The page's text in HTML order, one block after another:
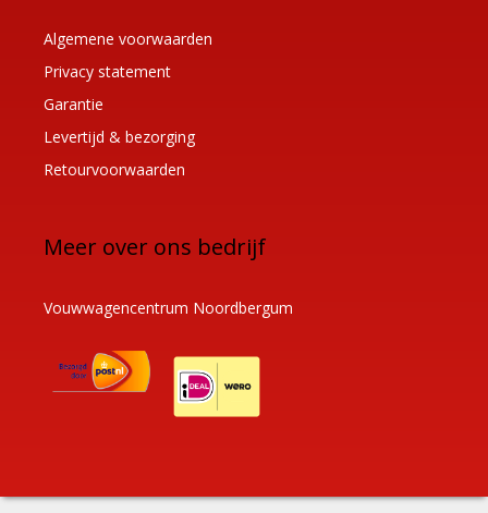
Algemene voorwaarden
Privacy statement
Garantie
Levertijd & bezorging
Retourvoorwaarden
Meer over ons bedrijf
Vouwwagencentrum Noordbergum